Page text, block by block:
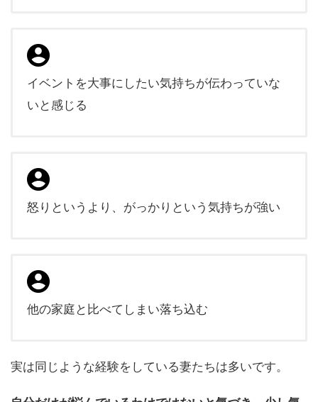
イベントを大事にしたい気持ちが伝わっていな
いと感じる
怒りというより、がっかりという気持ちが強い
他の家庭と比べてしまい落ち込む
実は同じような経験をしている妻たちは多いです。